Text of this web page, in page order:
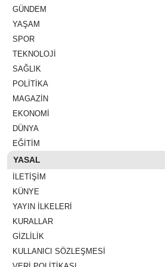
GÜNDEM
YAŞAM
SPOR
TEKNOLOJI
SAĞLIK
POLITIKA
MAGAZIN
EKONOMI
DÜNYA
EĞITIM
YASAL
İLETIŞIM
KÜNYE
YAYIN İLKELERI
KURALLAR
GIZLILIK
KULLANICI SÖZLEŞMESI